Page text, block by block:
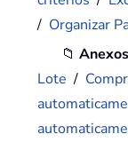
/ Organizar
📁
Lote /